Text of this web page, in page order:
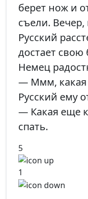
берет нож и
съели. Вечер,
Русский
достает свою
Немец
— Ммм, какая
Русский ему
— Какая еще
спать.
5
1